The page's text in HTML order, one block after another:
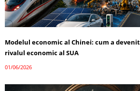
Modelul economic al Chinei: cum a
rivalul economic al SUA
01/06/2026